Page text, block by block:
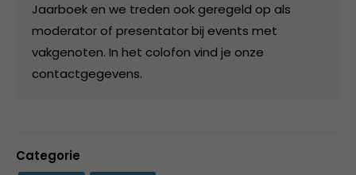
Jaarboek en we treden ook geregeld op als
moderator of presentator bij events met
vakgenoten. In het colofon vind je onze
contactgegevens.
Categorie